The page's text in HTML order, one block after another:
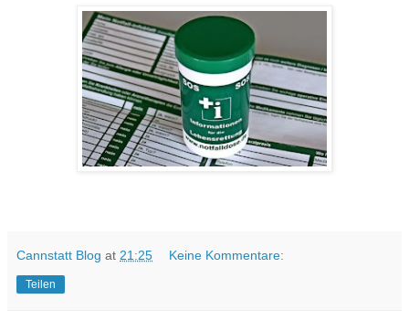
Cannstatt Blog at 21:25 Keine Kommentare:
Teilen